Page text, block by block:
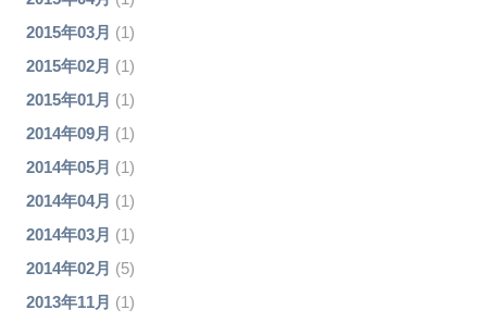
2015年03月 (1)
2015年02月 (1)
2015年01月 (1)
2014年09月 (1)
2014年05月 (1)
2014年04月 (1)
2014年03月 (1)
2014年02月 (5)
2013年11月 (1)